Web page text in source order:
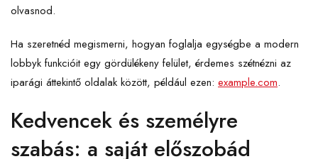
olvasnod.
Ha szeretnéd megismerni, hogyan foglalja egységbe a modern
lobbyk funkcióit egy gördülékeny felület, érdemes szétnézni az
iparági áttekintő oldalak között, például ezen: example.com.
Kedvencek és személyre
szabás: a saját előszobád